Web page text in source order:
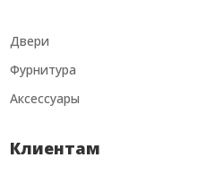
Двери
Фурнитура
Аксессуары
Клиентам